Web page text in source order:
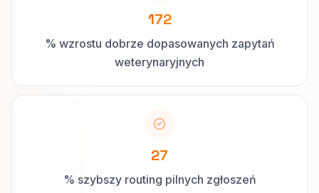
172
% wzrostu dobrze dopasowanych zapytań
weterynaryjnych
27
% szybszy routing pilnych zgłoszeń